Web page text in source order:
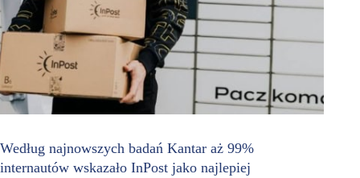
Według najnowszych badań Kantar aż 99%
internautów wskazało InPost jako najlepiej